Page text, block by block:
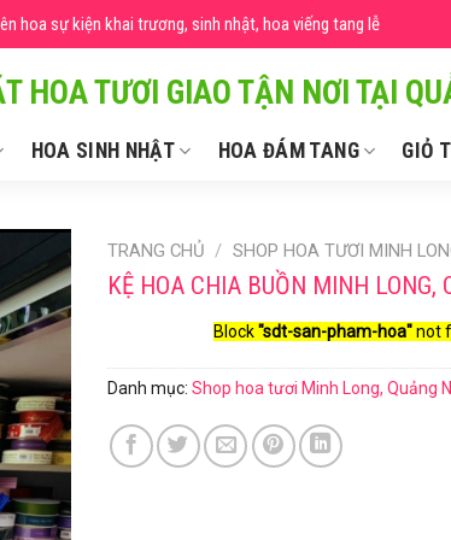
hoa sự kiện khai trương, sinh nhật, hoa viếng tang lễ
HOA TƯƠI GIAO TẬN NƠI TẠI
HOA SINH NHẬT HOA ĐÁM TANG GIỎ
TRANG CHỦ / SHOP HOA TƯƠI MINH
KỆ HOA CHIA BUỒN MINH LONG,
Block"sdt-san-pham-hoa"not
Danh mục: Shop hoa tươi Minh Long, Quảng